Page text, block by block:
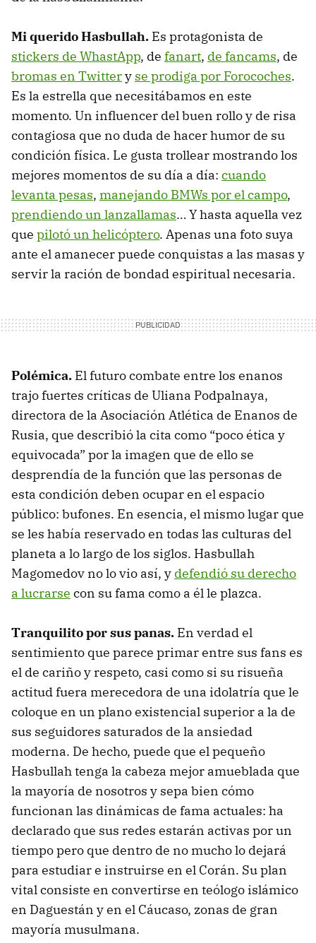
Mi querido Hasbullah. Es protagonista de
stickers de WhastApp, de fanart, de fancams, de
bromas en Twittery se prodiga por Forocoches.
Es la estrella que necesitábamos en este
momento. Un influencer del buen rollo y de risa
contagiosa que no duda de hacer humor de su
condición física. Le gusta trollear mostrando los
mejores momentos de su día a día: cuando
levanta pesas, manejando BMWs por el campo,
prendiendo un lanzallamas… Y hasta aquella vez
que pilotó un helicóptero. Apenas una foto suya
ante el amanecer puede conquistas a las masas y
servir la ración de bondad espiritual necesaria.
Polémica. El futuro combate entre los enanos
trajo fuertes críticas de Uliana Podpalnaya,
directora de la Asociación Atlética de Enanos de
Rusia, que describió la cita como “poco ética y
equivocada” por la imagen que de ello se
desprendía de la función que las personas de
esta condición deben ocupar en el espacio
público: bufones. En esencia, el mismo lugar que
se les había reservado en todas las culturas del
planeta a lo largo de los siglos. Hasbullah
Magomedov no lo vio así, y defendió su derecho
a lucrarse con su fama como a él le plazca.
Tranquilito por sus panas. En verdad el
sentimiento que parece primar entre sus fans es
el de cariño y respeto, casi como si su risueña
actitud fuera merecedora de una idolatría que le
coloque en un plano existencial superior a la de
sus seguidores saturados de la ansiedad
moderna. De hecho, puede que el pequeño
Hasbullah tenga la cabeza mejor amueblada que
la mayoría de nosotros y sepa bien cómo
funcionan las dinámicas de fama actuales: ha
declarado que sus redes estarán activas por un
tiempo pero que dentro de no mucho lo dejará
para estudiar e instruirse en el Corán. Su plan
vital consiste en convertirse en teólogo islámico
en Daguestán y en el Cáucaso, zonas de gran
mayoría musulmana.